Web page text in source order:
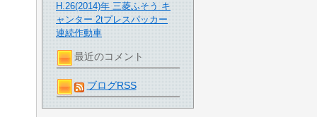
H.26(2014)年 三菱ふそう キ
ャンター 2tプレスパッカー
連続作動車
最近のコメント
ブログRSS